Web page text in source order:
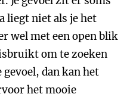
liegt niet als je het
wel met een open blik
om te zoeken
dan kan het
het mooie